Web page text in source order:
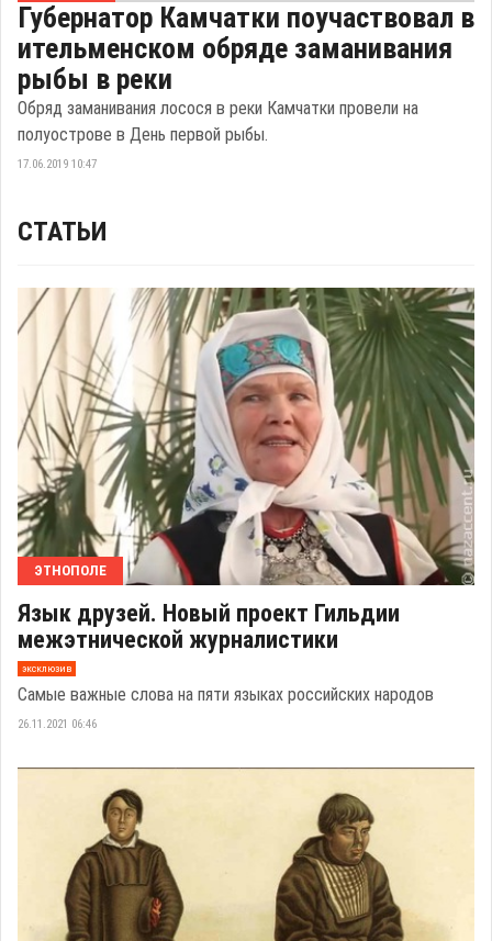
Губернатор Камчатки поучаствовал в
ительменском обряде заманивания
рыбы в реки
Обряд заманивания лосося в реки Камчатки провели на
полуострове в День первой рыбы.
17.06.2019 10:47
СТАТЬИ
ЭТНОПОЛЕ
Язык друзей. Новый проект Гильдии
межэтнической журналистики
эксклюзив
Самые важные слова на пяти языках российских народов
26.11.2021 06:46